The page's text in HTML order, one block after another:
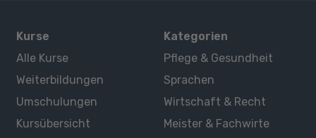
Kurse
Alle Kurse
Weiterbildungen
Umschulungen
Kursübersicht
Kategorien
Pflege & Gesundheit
Sprachen
Wirtschaft & Recht
Meister & Fachwirte